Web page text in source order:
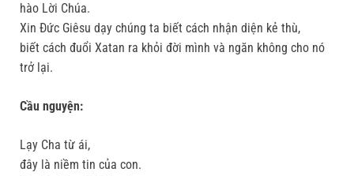
hào Lời Chúa.
Xin Đức Giêsu dạy chúng ta biết cách nhận diện kẻ thù,
biết cách đuổi Xatan ra khỏi đời mình và ngăn không cho nó
trở lại.
Cầu nguyện:
Lạy Cha từ ái,
đây là niềm tin của con.